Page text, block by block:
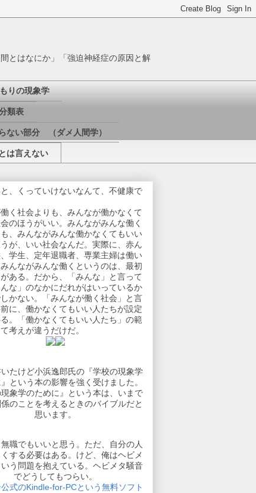
とはなにか」「強迫神経症の原因と解
りの現象学
類表
ない部分 （ダメ人間学）
は言えない
、くっていけないなんて、不健康で
く社会よりも、みんなが働かなくて
のほうがいい。みんながみんな働く
、みんながみんな働かなくてもいい
が、いい社会なんだ。実際に、赤ん
学生、定年退職者、専業主婦は働い
んながみんな働くというのは、最初
ある。だから、「みんな」と言って
な」のなかにだれがはいっているか
かない。「みんなが働く社会」と言
に、働かなくてもいい人たちが設定
。「働かなくてもいい人たち」の範
考えが違うだけだ。
たけど小浜逸郎氏の『学校の現象学
という本の影響を強く受けました。
現象学のために』という本は、いまで
のことを考えるときのバイブルだと
思います。
職でもいいと思う。ただ、自分の人
する必要はある。けど、俺はヘビメ
いう問題を抱えている。ヘビメタ騒音
でどうしてもつらい。
式のKindle-for-PCという無料ソフト